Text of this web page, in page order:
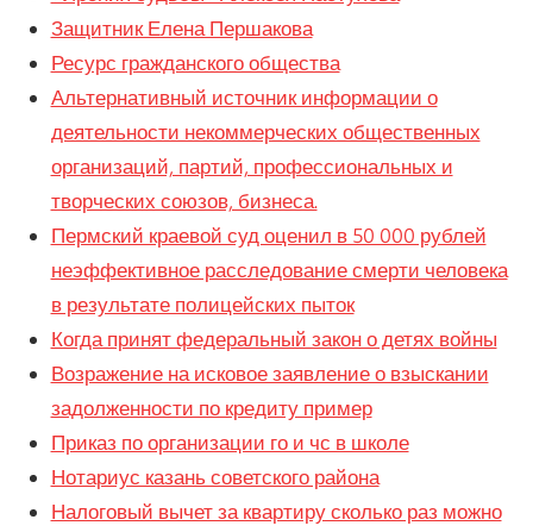
Защитник Елена Першакова
Ресурс гражданского общества
Альтернативный источник информации о
деятельности некоммерческих общественных
организаций, партий, профессиональных и
творческих союзов, бизнеса.
Пермский краевой суд оценил в 50 000 рублей
неэффективное расследование смерти человека
в результате полицейских пыток
Когда принят федеральный закон о детях войны
Возражение на исковое заявление о взыскании
задолженности по кредиту пример
Приказ по организации го и чс в школе
Нотариус казань советского района
Налоговый вычет за квартиру сколько раз можно